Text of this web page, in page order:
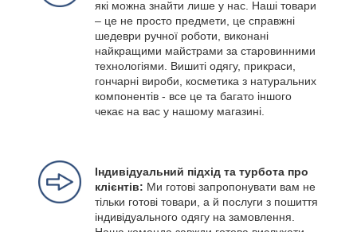
які можна знайти лише у нас. Наші товари
– це не просто предмети, це справжні
шедеври ручної роботи, виконані
найкращими майстрами за старовинними
технологіями. Вишиті одягу, прикраси,
гончарні вироби, косметика з натуральних
компонентів - все це та багато іншого
чекає на вас у нашому магазині.
Індивідуальний підхід та турбота про
клієнтів: Ми готові запропонувати вам не
тільки готові товари, а й послуги з пошиття
індивідуального одягу на замовлення.